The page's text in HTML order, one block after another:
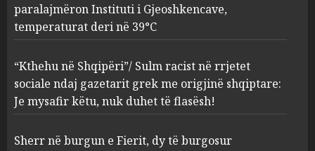
“Kthehu në Shqipëri”/ Sulm
racist në rrjetet sociale ndaj
gazetarit grek me origjinë
shqiptare: Je mysafir këtu,
nuk duhet të flasësh!
AUGUST 8, 2026
burgosur përfundojnë në
paralajmëron Instituti i Gjeoshkencave,
temperaturat deri në 39°C
“Kthehu në Shqipëri”/ Sulm racist në rrjetet
sociale ndaj gazetarit grek me origjinë shqiptare:
Je mysafir këtu, nuk duhet të flasësh!
Sherr në burgun e Fierit, dy të burgosur